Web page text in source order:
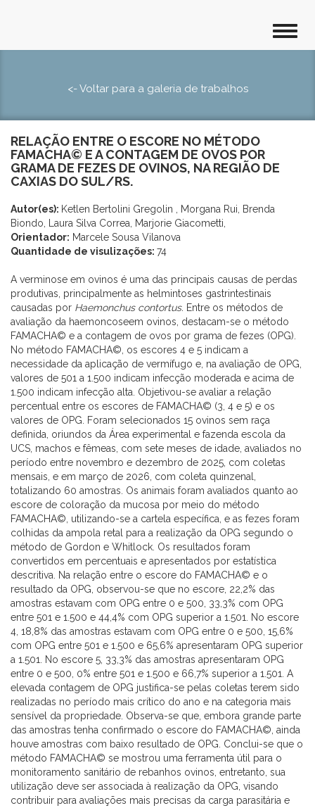
<- Voltar para a galeria de trabalhos
RELAÇÃO ENTRE O ESCORE NO MÉTODO
FAMACHA© E A CONTAGEM DE OVOS POR
GRAMA DE FEZES DE OVINOS, NA REGIÃO DE
CAXIAS DO SUL/RS.
Autor(es): Ketlen Bertolini Gregolin , Morgana Rui, Brenda
Biondo, Laura Silva Correa, Marjorie Giacometti,
Orientador: Marcele Sousa Vilanova
Quantidade de visulizações: 74
A verminose em ovinos é uma das principais causas de perdas
produtivas, principalmente as helmintoses gastrintestinais
causadas por Haemonchus contortus. Entre os métodos de
avaliação da haemoncoseem ovinos, destacam-se o método
FAMACHA© e a contagem de ovos por grama de fezes (OPG).
No método FAMACHA©, os escores 4 e 5 indicam a
necessidade da aplicação de vermífugo e, na avaliação de OPG,
valores de 501 a 1.500 indicam infecção moderada e acima de
1.500 indicam infecção alta. Objetivou-se avaliar a relação
percentual entre os escores de FAMACHA© (3, 4 e 5) e os
valores de OPG. Foram selecionados 15 ovinos sem raça
definida, oriundos da Área experimental e fazenda escola da
UCS, machos e fêmeas, com sete meses de idade, avaliados no
período entre novembro e dezembro de 2025, com coletas
mensais, e em março de 2026, com coleta quinzenal,
totalizando 60 amostras. Os animais foram avaliados quanto ao
escore de coloração da mucosa por meio do método
FAMACHA©, utilizando-se a cartela específica, e as fezes foram
colhidas da ampola retal para a realização da OPG segundo o
método de Gordon e Whitlock. Os resultados foram
convertidos em percentuais e apresentados por estatística
descritiva. Na relação entre o escore do FAMACHA© e o
resultado da OPG, observou-se que no escore, 22,2% das
amostras estavam com OPG entre 0 e 500, 33,3% com OPG
entre 501 e 1.500 e 44,4% com OPG superior a 1.501. No escore
4, 18,8% das amostras estavam com OPG entre 0 e 500, 15,6%
com OPG entre 501 e 1.500 e 65,6% apresentaram OPG superior
a 1.501. No escore 5, 33,3% das amostras apresentaram OPG
entre 0 e 500, 0% entre 501 e 1.500 e 66,7% superior a 1.501. A
elevada contagem de OPG justifica-se pelas coletas terem sido
realizadas no período mais crítico do ano e na categoria mais
sensível da propriedade. Observa-se que, embora grande parte
das amostras tenha confirmado o escore do FAMACHA©, ainda
houve amostras com baixo resultado de OPG. Conclui-se que o
método FAMACHA© se mostrou uma ferramenta útil para o
monitoramento sanitário de rebanhos ovinos, entretanto, sua
utilização deve ser associada à realização da OPG, visando
contribuir para avaliações mais precisas da carga parasitária e